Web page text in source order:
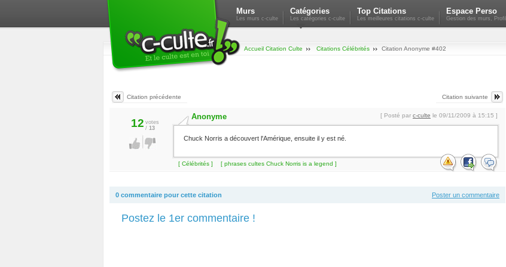
Murs
Les murs c-culte
Catégories
Les catégories c-culte
Top Citations
Les meilleures citations c-culte
Espace Perso
Gestion des murs, Profil
Accueil Citation Culte Citations Célébrités Citation Anonyme #402
Citation précédente Citation suivante
12 votes
/ 13
Anonyme [ Posté par c-culte le 09/11/2009 à 15:15 ]
Chuck Norris a découvert l'Amérique, ensuite il y est né.
[ Célébrités ] [ phrases cultes Chuck Norris is a legend ]
0 commentaire pour cette citation Poster un commentaire
Postez le 1er commentaire !